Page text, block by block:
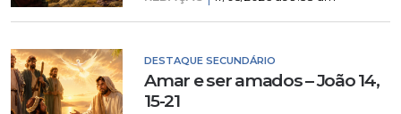
DESTAQUE SECUNDÁRIO
Amar e ser amados – João 14,
15-21